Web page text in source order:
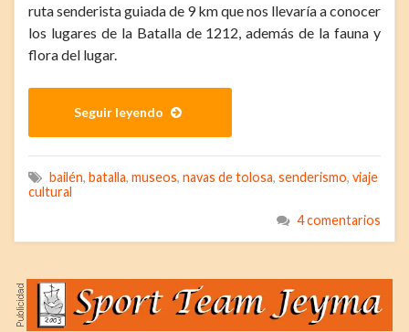
ruta senderista guiada de 9 km que nos llevaría a conocer
los lugares de la Batalla de 1212, además de la fauna y
flora del lugar.
Seguir leyendo
bailén, batalla, museos, navas de tolosa, senderismo, viaje
cultural
4 comentarios